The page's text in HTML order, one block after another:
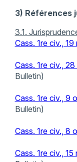
3) Références
3.1.
Cass. 1re civ.,
Cass. 1re civ.,
Bulletin)
Cass. 1re civ., 9
Bulletin)
Cass. 1re civ., 8
Cass. 1re civ., 15